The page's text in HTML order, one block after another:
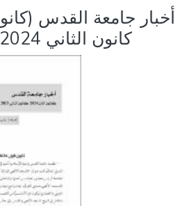
كانون الثاني 2024، شباط 2025)